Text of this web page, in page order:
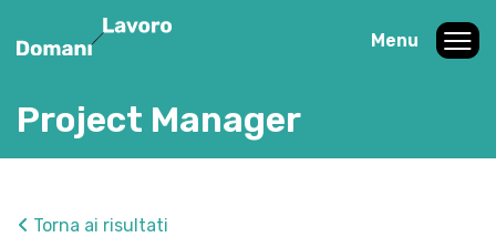
Menu
Project Manager
Torna ai risultati